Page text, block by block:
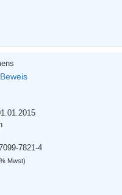
7821-4
Mwst)